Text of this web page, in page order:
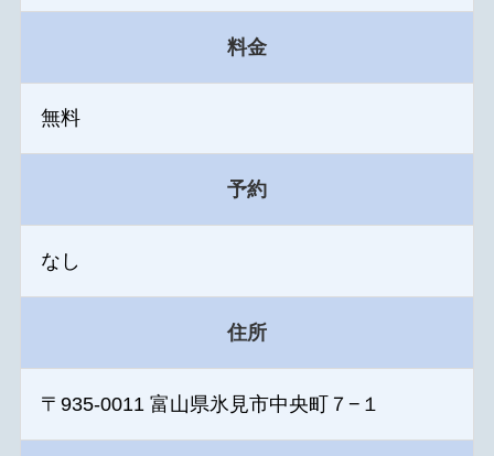
料金
無料
予約
なし
住所
〒935-0011 富山県氷見市中央町７−１